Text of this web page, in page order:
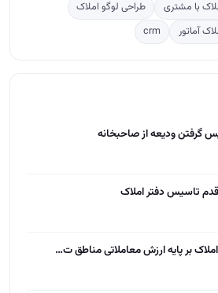
با مشتری
طراحی لوگو املاک
آماتور crm
گرفتن ودیعه از صاحبخانه
تاسیس دفتر املاک
بر پایه ارزش معاملاتی مناطق ت…